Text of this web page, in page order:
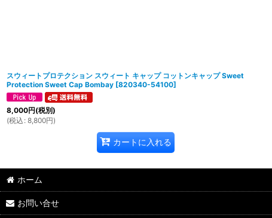
スウィートプロテクション スウィート キャップ コットンキャップ Sweet
Protection Sweet Cap Bombay [820340-54100]
8,000円(税別)
(税込 : 8,800円)
カートに入れる
ホーム
お問い合せ